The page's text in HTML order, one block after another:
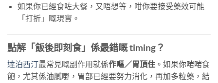
如果你已經食咗大餐，又唔想等，咁你要接受藥效可能
「打折」嘅現實。
點解「飯後即刻食」係最錯嘅 timing？
達泊西汀最常見嘅副作用就係作嘔／胃頂住 。如果你啱啱食
飽，尤其係油膩嘢，胃部已經要努力消化，再加多粒藥，結